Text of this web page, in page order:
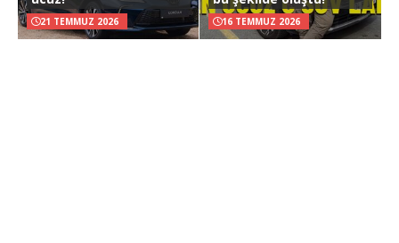
21 TEMMUZ 2026 16 TEMMUZ 2026